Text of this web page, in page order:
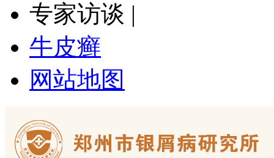
专家访谈 |
牛皮癣
网站地图